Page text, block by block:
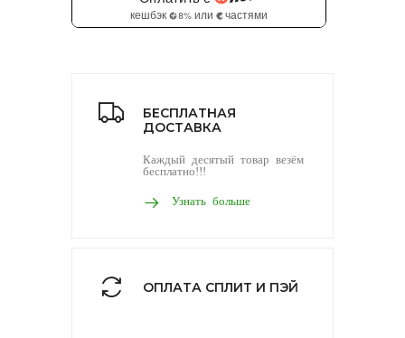
БЕСПЛАТНАЯ
ДОСТАВКА
Каждый десятый товар везём
бесплатно!!!
Узнать больше
ОПЛАТА СПЛИТ И ПЭЙ